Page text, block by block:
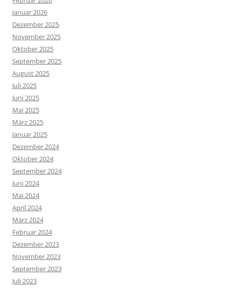
Januar 2026
Dezember 2025
November 2025
Oktober 2025
September 2025
August 2025
Juli 2025
Juni 2025
Mai 2025
März 2025
Januar 2025
Dezember 2024
Oktober 2024
September 2024
Juni 2024
Mai 2024
April 2024
März 2024
Februar 2024
Dezember 2023
November 2023
September 2023
Juli 2023